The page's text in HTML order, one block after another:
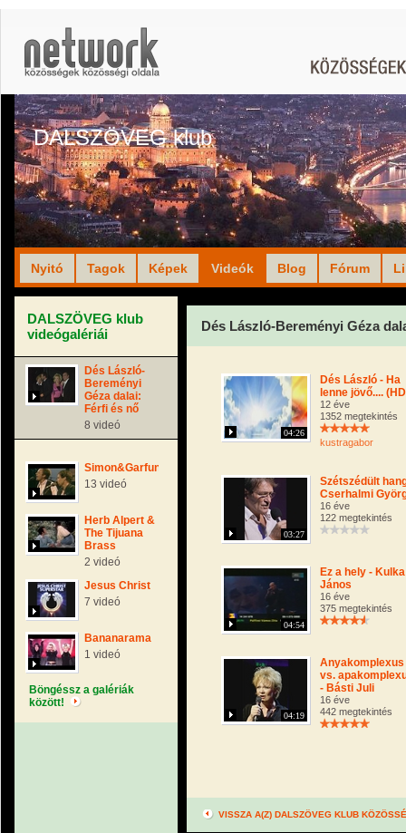
DALSZÖVEG klub
Nyitó Tagok Képek Videók Blog Fórum
DALSZÖVEG klub
videógalériái
Dés László-
Bereményi
Géza dalai:
Férfi és nő
8 videó
Simon&Garfunkel
13 videó
Herb Alpert &
The Tijuana
Brass
2 videó
Jesus Christ
7 videó
Bananarama
1 videó
Böngéssz a galériák
között!
Dés László-Bereményi Géza
04:26
Dés László - Ha
lenne jövő....
12 éve
1352 megtekintés
kustragabor
03:27
Szétszédült
Cserhalmi
16 éve
122 megtekintés
04:54
Ez a hely - Kulka
János
16 éve
375 megtekintés
04:19
Anyakomplexus
vs.
- Básti Juli
16 éve
442 megtekintés
VISSZA A(Z) DALSZÖVEG KLUB